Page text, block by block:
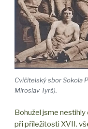
Cvičitelský sbor Sokola
Miroslav Tyrš).
Bohužel jsme
při příležitosti XVII.